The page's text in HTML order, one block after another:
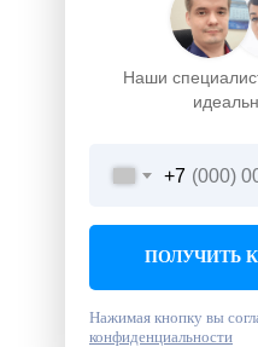
Наши
+7
ПОЛУЧИТЬ
Нажимая кнопку вы
конфиденциальности